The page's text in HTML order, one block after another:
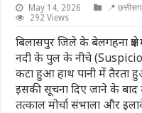
May 14, 2026 📍
292 Views
बिलासपुर जिले के बेलगहना
नदी के पुल के नीचे
कटा हुआ हाथ पानी में तैरता हुआ
इसकी सूचना दिए जाने के
तत्काल मोर्चा संभाला और